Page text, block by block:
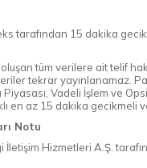
tarafından 15 dakika
tüm verilere ait telif
tekrar yayınlanamaz.
Vadeli İşlem ve
en az 15 dakika gecikmeli
Notu
İletişim Hizmetleri A.Ş.